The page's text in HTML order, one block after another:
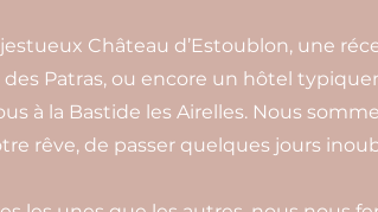
Château d’Estoublon, une
Patras, ou encore un hôtel
à la Bastide les Airelles. Nous
rêve, de passer quelques jours